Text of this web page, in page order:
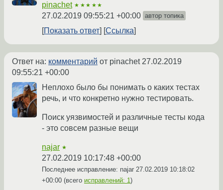
pinachet ★★★★★
27.02.2019 09:55:21 +00:00 автор топика
Показать ответ Ссылка
Ответ на: комментарий от pinachet27.02.2019
09:55:21 +00:00
Неплохо было бы понимать о каких тестах
речь, и что конкретно нужно тестировать.
Поиск уязвимостей и различные тесты кода
- это совсем разные вещи
najar ★
27.02.2019 10:17:48 +00:00
Последнее исправление: najar 27.02.2019 10:18:02
+00:00 (всего исправлений: 1)